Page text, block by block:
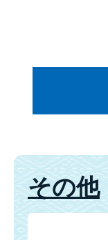
その他